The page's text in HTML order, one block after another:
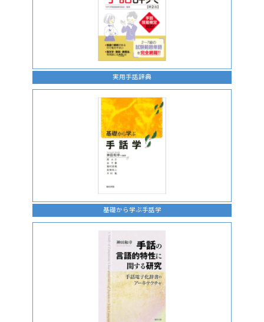
実用手話辞典
基礎から学ぶ手話学